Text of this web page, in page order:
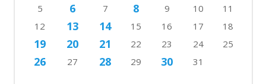
5
6 7 8 9 10
11
12
13 14 15 16 17 18
19 20 21 22 23 24 25
26 27 28 29 30 31